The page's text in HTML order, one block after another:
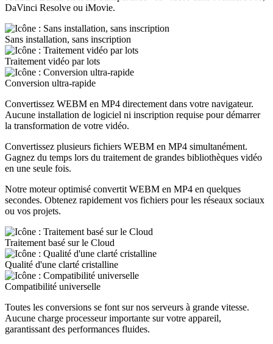
DaVinci Resolve ou iMovie.
Sans installation, sans inscription
Traitement vidéo par lots
Conversion ultra-rapide
Convertissez WEBM en MP4 directement dans votre navigateur.
Aucune installation de logiciel ni inscription requise pour démarrer
la transformation de votre vidéo.
Convertissez plusieurs fichiers WEBM en MP4 simultanément.
Gagnez du temps lors du traitement de grandes bibliothèques vidéo
en une seule fois.
Notre moteur optimisé convertit WEBM en MP4 en quelques
secondes. Obtenez rapidement vos fichiers pour les réseaux sociaux
ou vos projets.
Traitement basé sur le Cloud
Qualité d'une clarté cristalline
Compatibilité universelle
Toutes les conversions se font sur nos serveurs à grande vitesse.
Aucune charge processeur importante sur votre appareil,
garantissant des performances fluides.